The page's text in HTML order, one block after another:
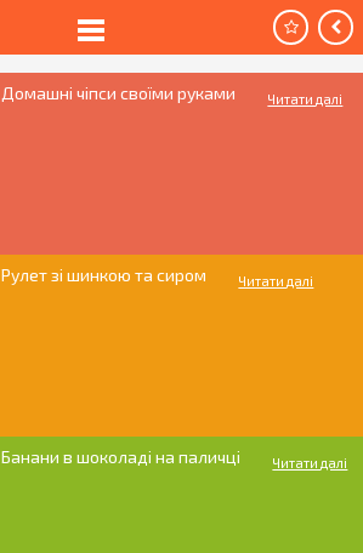
Домашні чіпси своїми руками Читати далі
Рулет зі шинкою та сиром Читати далі
Банани в шоколаді на паличці Читати далі